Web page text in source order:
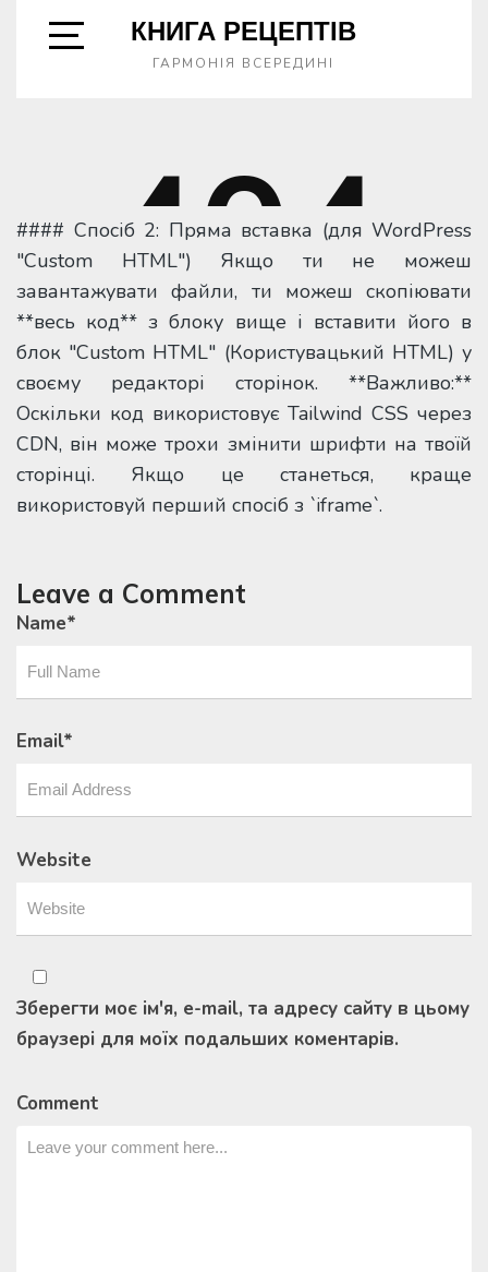
#### Спосіб 2: Пряма вставка (для WordPress
"Custom HTML") Якщо ти не можеш
завантажувати файли, ти можеш скопіювати
**весь код** з блоку вище і вставити його в
блок "Custom HTML" (Користувацький HTML) у
своєму редакторі сторінок. **Важливо:**
Оскільки код використовує Tailwind CSS через
CDN, він може трохи змінити шрифти на твоїй
сторінці. Якщо це станеться, краще
використовуй перший спосіб з `iframe`.
Leave a Comment
Name*
Email*
Website
Зберегти моє ім'я, e-mail, та адресу сайту в цьому
браузері для моїх подальших коментарів.
Comment